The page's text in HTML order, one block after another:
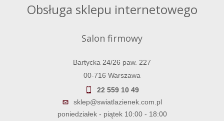
Obsługa sklepu internetowego
Salon firmowy
Bartycka 24/26 paw. 227
00-716 Warszawa
22 559 10 49
sklep@swiatlazienek.com.pl
poniedziałek - piątek 10:00 - 18:00